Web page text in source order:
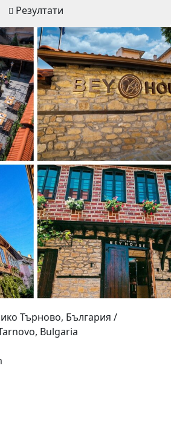
Резултати
Търново, България /
Bulgaria